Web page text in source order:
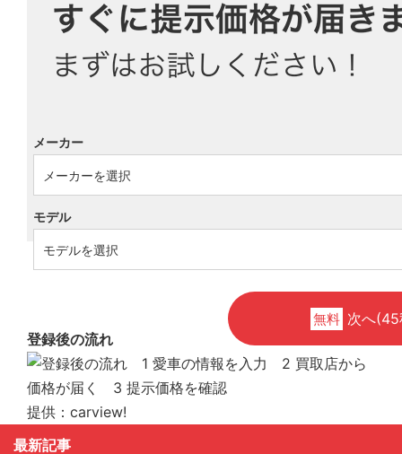
メーカー
モデル
無料 次へ
登録後の流れ
提供：carview!
最新記事